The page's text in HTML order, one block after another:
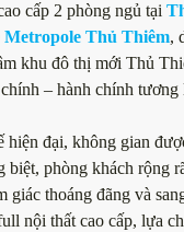
cấp 2 phòng ngủ tại
Metropole Thủ Thiêm,
khu đô thị mới Thủ
– hành chính
hiện đại, không gian
biệt, phòng khách rộng
giác thoáng đãng và
nội thất cao cấp, lựa